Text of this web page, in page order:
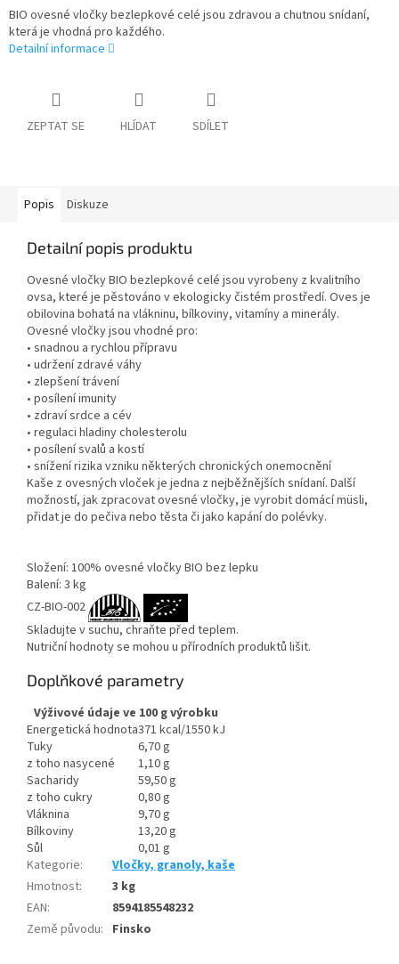
BIO ovesné vločky bezlepkové celé jsou zdravou a chutnou snídaní,
která je vhodná pro každého.
Detailní informace
ZEPTAT SE HLÍDAT SDÍLET
Popis Diskuze
Detailní popis produktu
Ovesné vločky BIO bezlepkové celé jsou vyrobeny z kvalitního
ovsa, které je pěstováno v ekologicky čistém prostředí. Oves je
obilovina bohatá na vlákninu, bílkoviny, vitamíny a minerály.
Ovesné vločky jsou vhodné pro:
• snadnou a rychlou přípravu
• udržení zdravé váhy
• zlepšení trávení
• posílení imunity
• zdraví srdce a cév
• regulaci hladiny cholesterolu
• posílení svalů a kostí
• snížení rizika vzniku některých chronických onemocnění
Kaše z ovesných vloček je jedna z nejběžnějších snídaní. Další
možností, jak zpracovat ovesné vločky, je vyrobit domácí müsli,
přidat je do pečiva nebo těsta či jako kapání do polévky.
Složení: 100% ovesné vločky BIO bez lepku
Balení: 3 kg
CZ-BIO-002
Skladujte v suchu, chraňte před teplem.
Nutriční hodnoty se mohou u přírodních produktů lišit.
Doplňkové parametry
Výživové údaje ve 100 g výrobku
Energetická hodnota371 kcal/1550 kJ
Tuky
6,70 g
z toho nasycené
1,10 g
Sacharidy
59,50 g
z toho cukry
0,80 g
Vláknina
9,70 g
Bílkoviny
13,20 g
Sůl
0,01 g
Kategorie:
Vločky, granoly, kaše
Hmotnost:
3 kg
EAN:
8594185548232
Země původu: Finsko